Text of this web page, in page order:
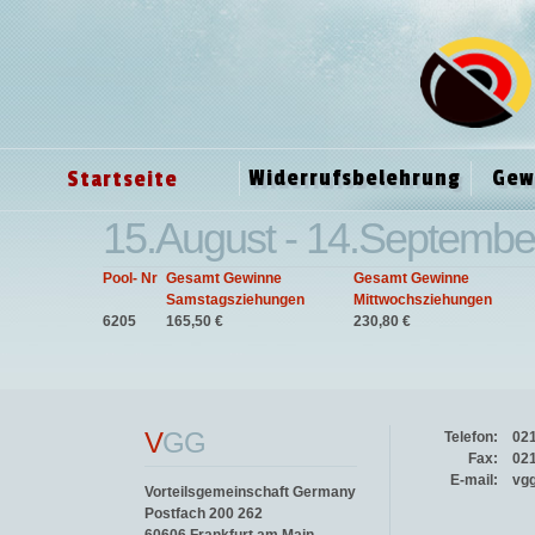
Startseite Widerrufsbelehrung
15.August -
Pool- Nr Gesamt Gewinne
Samstagsziehungen
Gesamt Gewinne
Mittwochsziehungen
6205
165,50 € 230,80 €
VGG
Vorteilsgemeinschaft Germany
Postfach 200 262
Telefon:
Fax:
E-mail: